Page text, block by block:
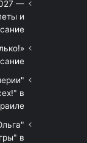
—
и
в
в